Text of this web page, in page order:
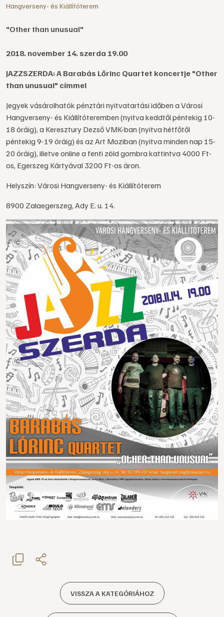
Hangverseny- és Kiállítóterem
"Other than unusual"
2018. november 14. szerda 19.00
JAZZSZERDA: A Barabás Lőrinc Quartet koncertje "Other
than unusual" címmel
Jegyek vásárolhatók pénztári nyitvatartási időben a Városi
Hangverseny- és Kiállítóteremben (nyitva keddtől péntekig 10-
18 óráig), a Keresztury Dezső VMK-ban (nyitva hétfőtől
péntekig 9-19 óráig) és az Art Moziban (nyitva minden nap 15-
20 óráig), illetve online a fenti zöld gombra kattintva 4000 Ft-
os, Egerszeg Kártyával 3200 Ft-os áron.
Helyszín: Városi Hangverseny- és Kiállítóterem
8900 Zalaegerszeg, Ady E. u. 14.
VISSZA A KATEGÓRIÁHOZ